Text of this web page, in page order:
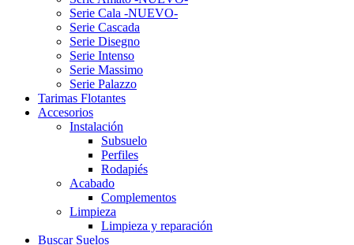
Serie Cala -NUEVO-
Serie Cascada
Serie Disegno
Serie Intenso
Serie Massimo
Serie Palazzo
Tarimas Flotantes
Accesorios
Instalación
Subsuelo
Perfiles
Rodapiés
Acabado
Complementos
Limpieza
Limpieza y reparación
Buscar Suelos